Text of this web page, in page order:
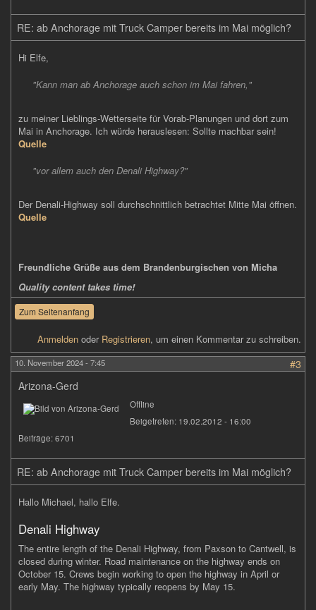
RE: ab Anchorage mit Truck Camper bereits im Mai möglich?
Hi Elfe,
"Kann man ab Anchorage auch schon im Mai fahren,"
zu meiner Lieblings-Wetterseite für Vorab-Planungen und dort zum
Mai in Anchorage. Ich würde herauslesen: Sollte machbar sein!
Quelle
external)
"vor allem auch den Denali Highway?"
Der Denali-Highway soll durchschnittlich betrachtet Mitte Mai öffnen.
Quelle
Freundliche Grüße aus dem Brandenburgischen von Micha
Quality content takes time!
Zum Seitenanfang
Anmelden oder Registrieren, um einen Kommentar zu schreiben.
10. November 2024 - 7:45
#3
Arizona-Gerd
Offline
Beigetreten: 19.02.2012 - 16:00
Beiträge:6701
RE: ab Anchorage mit Truck Camper bereits im Mai möglich?
Hallo Michael, hallo Elfe.
Denali Highway
The entire length of the Denali Highway, from Paxson to Cantwell, is
closed during winter. Road maintenance on the highway ends on
October 15. Crews begin working to open the highway in April or
early May. The highway typically reopens by May 15.